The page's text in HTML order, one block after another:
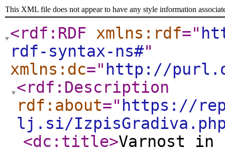
This XML file does not appear to have any style information
<rdf:RDF xmlns:rdf="
rdf-syntax-ns#"
xmlns:dc=" http://
<rdf:Description
rdf:about=" https://
lj.si/
<dc:title>Varnost